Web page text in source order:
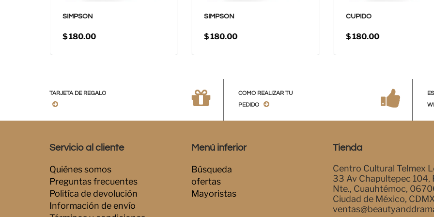
SIMPSON
$ 180.00
SIMPSON
$ 180.00
CUPIDO
$ 180.00
TARJETA DE REGALO
COMO REALIZAR TU
PEDIDO
Servicio al cliente
Quiénes somos
Preguntas frecuentes
Politíca de devolución
Información de envío
Menú inferior
Búsqueda
ofertas
Mayoristas
Tienda
Centro Cultural Telmex
33 Av Chapultepec 104,
Nte., Cuauhtémoc,
Ciudad de México,